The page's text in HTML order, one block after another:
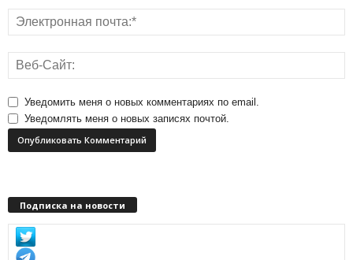
Уведомить меня о новых комментариях по email.
Уведомлять меня о новых записях почтой.
Подписка на новости